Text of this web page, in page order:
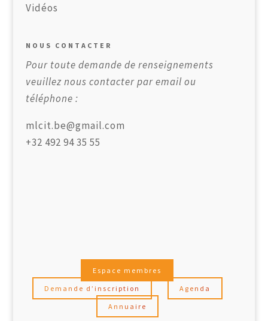
Vidéos
NOUS CONTACTER
Pour toute demande de renseignements
veuillez nous contacter par email ou
téléphone :
mlcit.be@gmail.com
+32 492 94 35 55
Espace membres
Demande d’inscription
Agenda
Annuaire